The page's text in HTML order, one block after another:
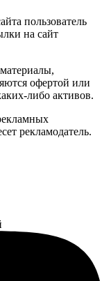
пользователь
на сайт
офертой или
либо активов.
рекламодатель.